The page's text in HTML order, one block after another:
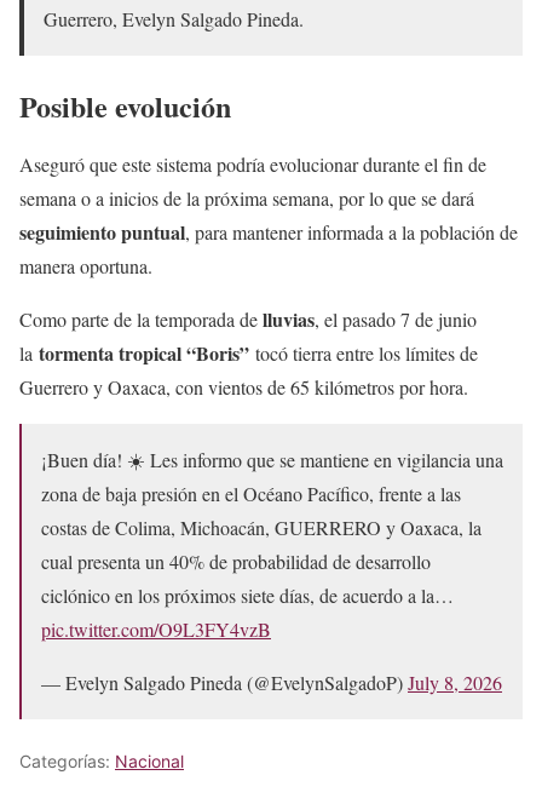
Guerrero, Evelyn Salgado Pineda.
Posible evolución
Aseguró que este sistema podría evolucionar durante el fin de
semana o a inicios de la próxima semana, por lo que se dará
seguimiento puntual, para mantener informada a la población de
manera oportuna.
Como parte de la temporada delluvias, el pasado 7 de junio
la tormenta tropical “Boris” tocó tierra entre los límites de
Guerrero y Oaxaca, con vientos de 65 kilómetros por hora.
¡Buen día! ☀️ Les informo que se mantiene en vigilancia una
zona de baja presión en el Océano Pacífico, frente a las
costas de Colima, Michoacán, GUERRERO y Oaxaca, la
cual presenta un 40% de probabilidad de desarrollo
ciclónico en los próximos siete días, de acuerdo a la…
pic.twitter.com/O9L3FY4vzB
— Evelyn Salgado Pineda (@EvelynSalgadoP)July 8, 2026
Categorías: Nacional